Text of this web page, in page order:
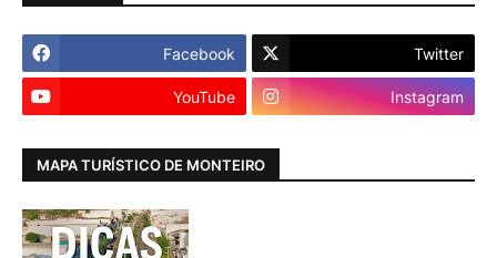
Facebook Twitter
YouTube Instagram
MAPA TURÍSTICO DE MONTEIRO